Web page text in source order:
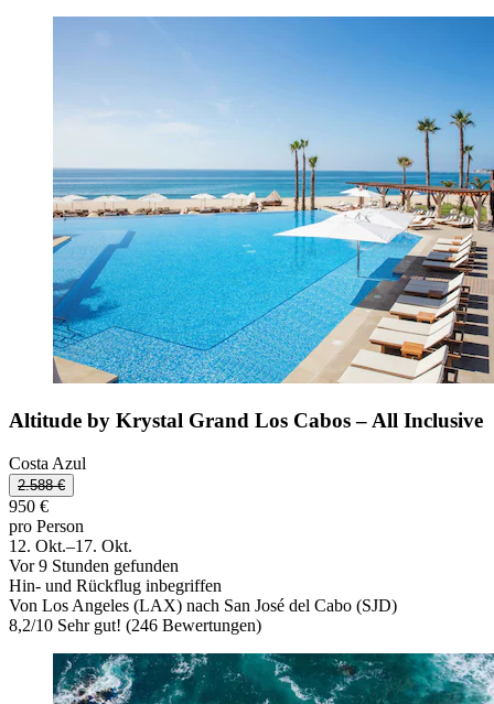
Altitude by Krystal Grand Los Cabos – All Inclusive
Costa Azul
2.588 €
950 €
pro Person
12. Okt.–17. Okt.
Vor 9 Stunden gefunden
Hin- und Rückflug inbegriffen
Von Los Angeles (LAX) nach San José del Cabo (SJD)
8,2/10 Sehr gut! (246 Bewertungen)